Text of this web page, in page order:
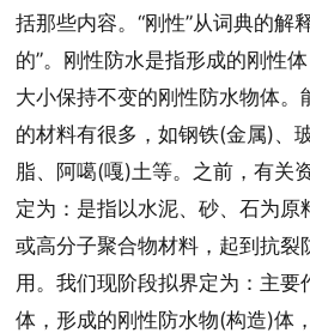
括那些内容。“刚性”从词典的解
的”。刚性防水是指形成的刚性
大小保持不变的刚性防水物体。
的材料有很多，如钢铁(金属)、
脂、阿噶(嘎)土等。之前，有关
定为：是指以水泥、砂、石为原
或高分子聚合物材料，起到抗裂
用。我们现阶段拟界定为：主要
体，形成的刚性防水物(构造)体